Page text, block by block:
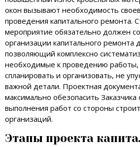
окон вызывают необходимость
проведения капитального ремонта.
мероприятие обязательно должен
организации капитального ремонта
позволяющий комплексно
необходимые к проведению работы,
спланировать и организовать, не
важной детали. Проектная
максимально обезопасить Заказчика
выполнения работ со стороны
организаций.
Этапы проекта